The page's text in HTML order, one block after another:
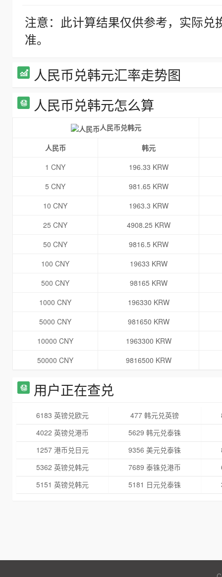
注意：此计算结果仅供参考，实际
准。
人民币兑韩元汇率走势图
人民币兑韩元怎么算
人民币兑韩元
人民币
韩元
1 CNY
196.33 KRW
5 CNY
981.65 KRW
10 CNY
1963.3 KRW
25 CNY
4908.25 KRW
50 CNY
9816.5 KRW
100 CNY
19633 KRW
500 CNY
98165 KRW
1000 CNY
196330 KRW
5000 CNY
981650 KRW
10000 CNY
1963300 KRW
50000 CNY
9816500 KRW
用户正在查兑
6183 英镑兑欧元 477 韩元兑英镑
4022 英镑兑港币
5629 韩元兑泰铢
1257 港币兑日元
9356 美元兑泰铢
5362 英镑兑韩元
7689 泰铢兑港币
5151 英镑兑韩元
5181 日元兑泰铢